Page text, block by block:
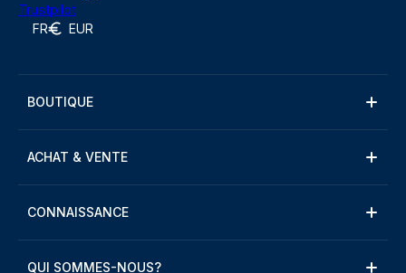
Trustpilot
FR EUR
BOUTIQUE
ACHAT & VENTE
CONNAISSANCE
QUI SOMMES-NOUS?